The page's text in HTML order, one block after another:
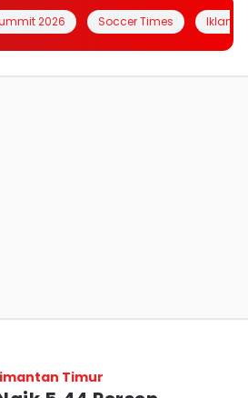
2026 Soccer Times Iklanin
Timur